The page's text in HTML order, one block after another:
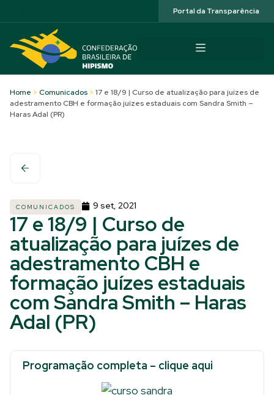
Portal da Transparência
Home > Comunicados > 17 e 18/9 | Curso de atualização para juízes de
adestramento CBH e formação juízes estaduais com Sandra Smith –
Haras Adal (PR)
COMUNICADOS 9 set, 2021
17 e 18/9 | Curso de
atualização para juízes de
adestramento CBH e
formação juízes estaduais
com Sandra Smith – Haras
Adal (PR)
Programação completa – clique aqui